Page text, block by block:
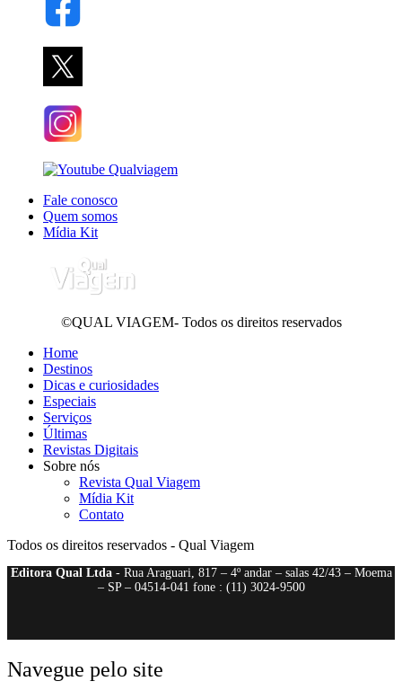
Fale conosco
Quem somos
Mídia Kit
©QUAL VIAGEM- Todos os direitos reservados
Home
Destinos
Dicas e curiosidades
Especiais
Serviços
Últimas
Revistas Digitais
Sobre nós
Revista Qual Viagem
Mídia Kit
Contato
Todos os direitos reservados - Qual Viagem
Editora Qual Ltda- Rua Araguari, 817 – 4º andar – salas 42/43 – Moema
– SP – 04514-041 fone : (11) 3024-9500
Navegue pelo site